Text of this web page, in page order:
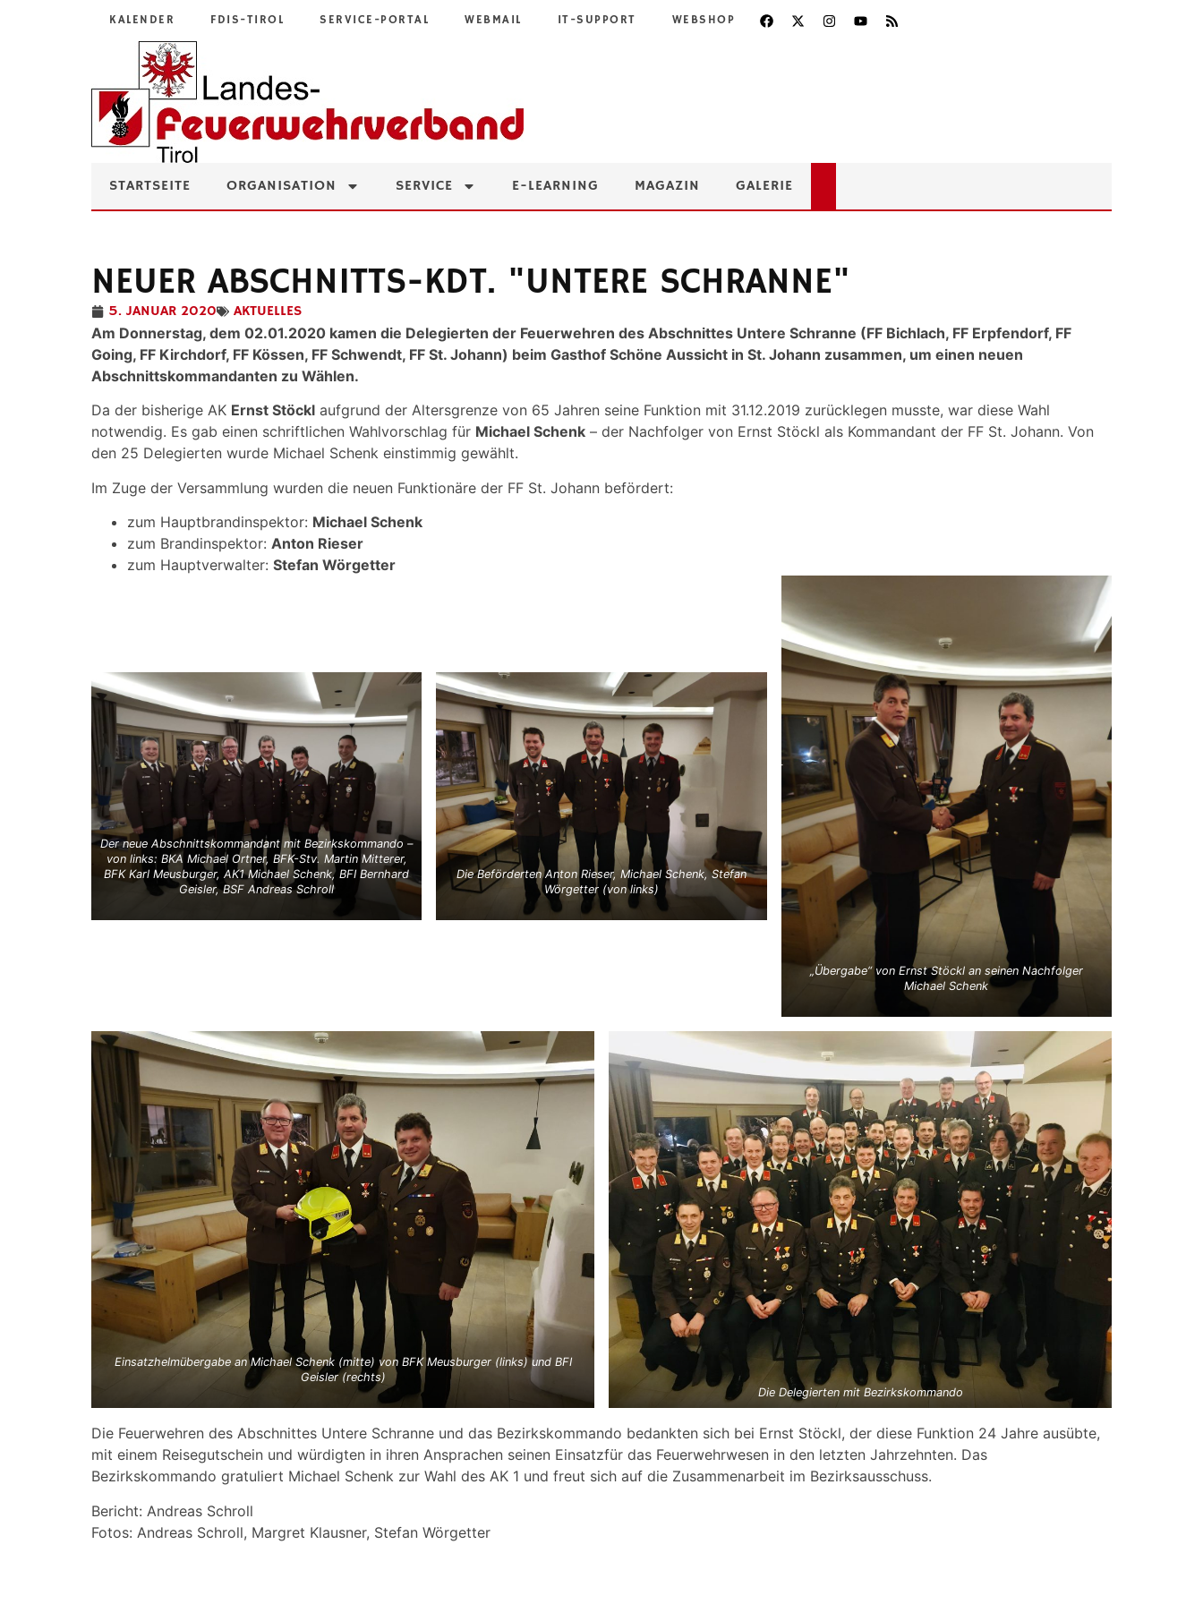
KALENDER FDIS-TIROL SERVICE-PORTAL WEBMAIL IT-SUPPORT WEBSHOP
STARTSEITE ORGANISATION SERVICE E-LEARNING MAGAZIN GALERIE
NEUER ABSCHNITTS-KDT. "UNTERE SCHRANNE"
5. JANUAR 2020
AKTUELLES
Am Donnerstag, dem 02.01.2020 kamen die Delegierten der Feuerwehren des Abschnittes Untere Schranne (FF Bichlach, FF Erpfendorf, FF
Going, FF Kirchdorf, FF Kössen, FF Schwendt, FF St. Johann) beim Gasthof Schöne Aussicht in St. Johann zusammen, um einen neuen
Abschnittskommandanten zu Wählen.
Da der bisherige AK Ernst Stöckl aufgrund der Altersgrenze von 65 Jahren seine Funktion mit 31.12.2019 zurücklegen musste, war diese Wahl
notwendig. Es gab einen schriftlichen Wahlvorschlag für Michael Schenk – der Nachfolger von Ernst Stöckl als Kommandant der FF St. Johann. Von
den 25 Delegierten wurde Michael Schenk einstimmig gewählt.
Im Zuge der Versammlung wurden die neuen Funktionäre der FF St. Johann befördert:
zum Hauptbrandinspektor: Michael Schenk
zum Brandinspektor: Anton Rieser
zum Hauptverwalter: Stefan Wörgetter
Der neue Abschnittskommandant mit Bezirkskommando –
von links: BKA Michael Ortner, BFK-Stv. Martin Mitterer,
BFK Karl Meusburger, AK1 Michael Schenk, BFI Bernhard
Geisler, BSF Andreas Schroll
Die Beförderten Anton Rieser, Michael Schenk, Stefan
Wörgetter (von links)
„Übergabe“ von Ernst Stöckl an seinen Nachfolger
Michael Schenk
Einsatzhelmübergabe an Michael Schenk (mitte) von BFK Meusburger (links) und BFI
Geisler (rechts)
Die Delegierten mit Bezirkskommando
Die Feuerwehren des Abschnittes Untere Schranne und das Bezirkskommando bedankten sich bei Ernst Stöckl, der diese Funktion 24 Jahre ausübte,
mit einem Reisegutschein und würdigten in ihren Ansprachen seinen Einsatzfür das Feuerwehrwesen in den letzten Jahrzehnten. Das
Bezirkskommando gratuliert Michael Schenk zur Wahl des AK 1 und freut sich auf die Zusammenarbeit im Bezirksausschuss.
Bericht: Andreas Schroll
Fotos: Andreas Schroll, Margret Klausner, Stefan Wörgetter